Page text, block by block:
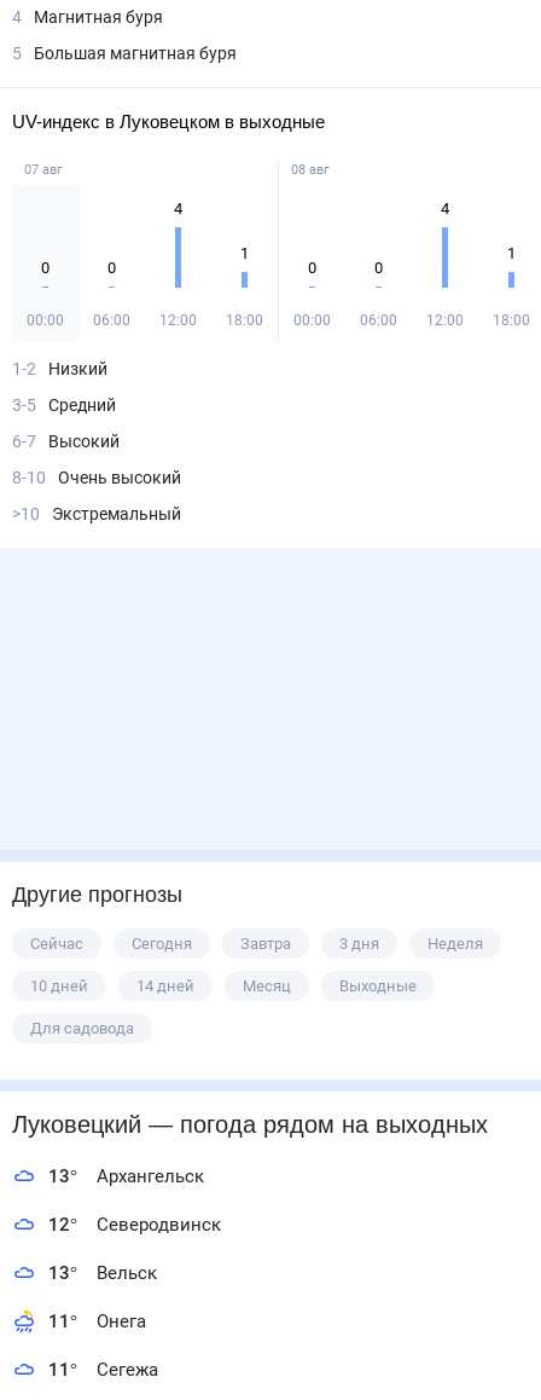
4
Магнитная буря
5
Большая магнитная буря
UV-индекс в Луковецком в выходные
07 авг
0
00:00
0
06:00
4
12:00
1
18:00
08 авг
0
00:00
0
06:00
4
12:00
1
18:00
1-2
Низкий
3-5
Средний
6-7
Высокий
8-10
Очень высокий
>10
Экстремальный
Другие прогнозы
Сейчас Сегодня Завтра 3 дня Неделя
10 дней 14 дней Месяц Выходные
Для садовода
Луковецкий— погода рядом на выходных
13° Архангельск
12° Северодвинск
13° Вельск
11° Онега
11° Сегежа